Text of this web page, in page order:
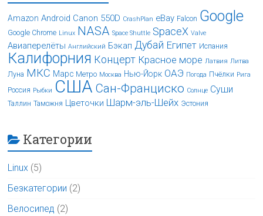
Amazon Android Canon 550D CrashPlan eBay Falcon Google
Google Chrome Linux NASA Space Shuttle SpaceX Valve
Авиаперелёты Английский Бэкап Дубай Египет Испания
Калифорния Концерт Красное море Латвия Литва
Луна МКС Марс Метро Москва Нью-Йорк ОАЭ Погода Пчёлки Рига
Россия Рыбки США Сан-Франциско Солнце Суши
Таллин Таможня Цветочки Шарм-эль-Шейх Эстония
Категории
Linux (5)
Безкатегории (2)
Велосипед (2)